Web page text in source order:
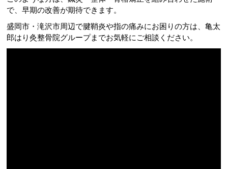
で、早期の改善が期待できます。
盛岡市・滝沢市周辺で腱鞘炎や指の痛みにお困りの方は、亀太
郎はり灸整骨院グループまでお気軽にご相談ください。